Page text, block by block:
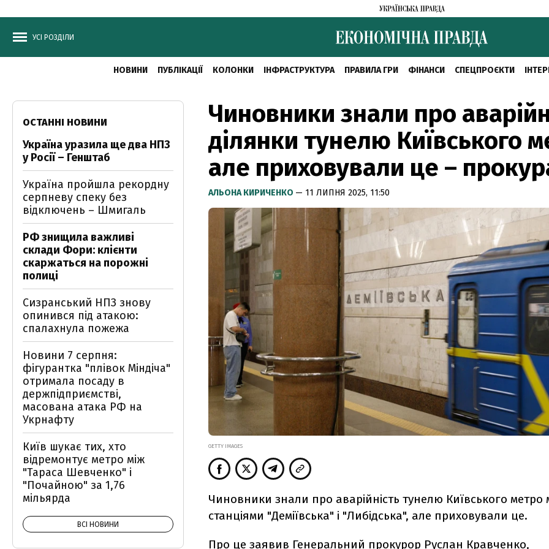
УСІ РОЗДІЛИ
НОВИНИ ПУБЛІКАЦІЇ КОЛОНКИ ІНФРАСТРУКТУРА ПРАВИЛА ГРИ ФІНАНСИ СПЕЦПРОЄКТИ
Чиновники знали про
ділянки тунелю Київського
але приховували це –
АЛЬОНА КИРИЧЕНКО — 11 ЛИПНЯ 2025, 11:50
GETTY IMAGES
Чиновники знали про аварійність тунелю Київського метро
станціями "Деміївська" і "Либідська", але приховували це.
Про це заявив Генеральний прокурор Руслан Кравченко,
ОСТАННІ НОВИНИ
Україна уразила ще два НПЗ
у Росії – Генштаб
Україна пройшла рекордну
серпневу спеку без
відключень – Шмигаль
РФ знищила важливі
склади Фори: клієнти
скаржаться на порожні
полиці
Сизранський НПЗ знову
опинився під атакою:
спалахнула пожежа
Новини 7 серпня:
фігурантка "плівок Міндіча"
отримала посаду в
держпідприємстві,
масована атака РФ на
Укрнафту
Київ шукає тих, хто
відремонтує метро між
"Тараса Шевченко" і
"Почайною" за 1,76
мільярда
ВСІ НОВИНИ